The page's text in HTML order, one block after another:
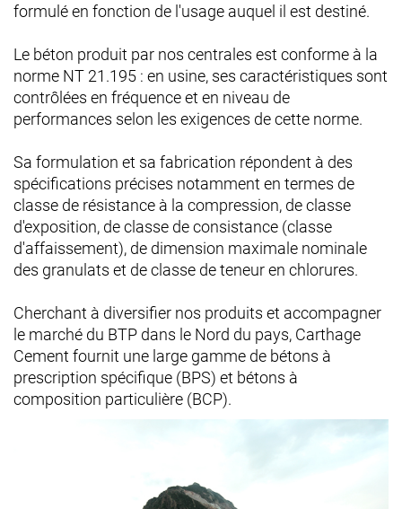
formulé en fonction de l'usage auquel il est destiné.
Le béton produit par nos centrales est conforme à la
norme NT 21.195 : en usine, ses caractéristiques sont
contrôlées en fréquence et en niveau de
performances selon les exigences de cette norme.
Sa formulation et sa fabrication répondent à des
spécifications précises notamment en termes de
classe de résistance à la compression, de classe
d'exposition, de classe de consistance (classe
d'affaissement), de dimension maximale nominale
des granulats et de classe de teneur en chlorures.
Cherchant à diversifier nos produits et accompagner
le marché du BTP dans le Nord du pays, Carthage
Cement fournit une large gamme de bétons à
prescription spécifique (BPS) et bétons à
composition particulière (BCP).